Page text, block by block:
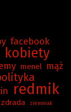
facebook
kobiety
menel mąż
redmik
zdrada
ziemniak